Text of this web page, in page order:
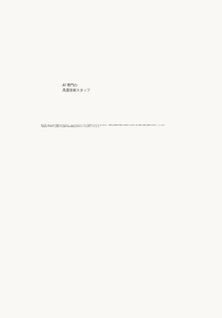
AI 専門の
高度技術スタッフ
実は AI と言えど全て自動ではできません。 またプログラムしてすぐ完成するものでも ありません。何度もお客様の写真とお気持 ちに向かい合い修正に修正を重ねてお作り しています。
写真復活 STUDIO には海外でも活躍する経 験豊富な専門スタッフがお作りしていま す。